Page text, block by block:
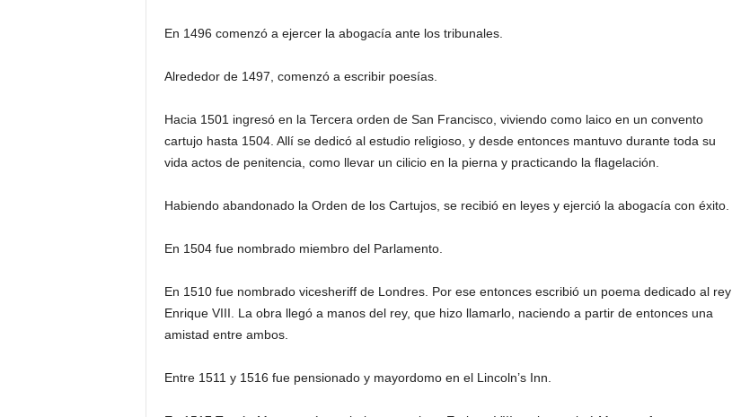
En 1496 comenzó a ejercer la abogacía ante los tribunales.
Alrededor de 1497, comenzó a escribir poesías.
Hacia 1501 ingresó en la Tercera orden de San Francisco, viviendo como laico en un convento
cartujo hasta 1504. Allí se dedicó al estudio religioso, y desde entonces mantuvo durante toda su
vida actos de penitencia, como llevar un cilicio en la pierna y practicando la flagelación.
Habiendo abandonado la Orden de los Cartujos, se recibió en leyes y ejerció la abogacía con éxito.
En 1504 fue nombrado miembro del Parlamento.
En 1510 fue nombrado vicesheriff de Londres. Por ese entonces escribió un poema dedicado al rey
Enrique VIII. La obra llegó a manos del rey, que hizo llamarlo, naciendo a partir de entonces una
amistad entre ambos.
Entre 1511 y 1516 fue pensionado y mayordomo en el Lincoln’s Inn.